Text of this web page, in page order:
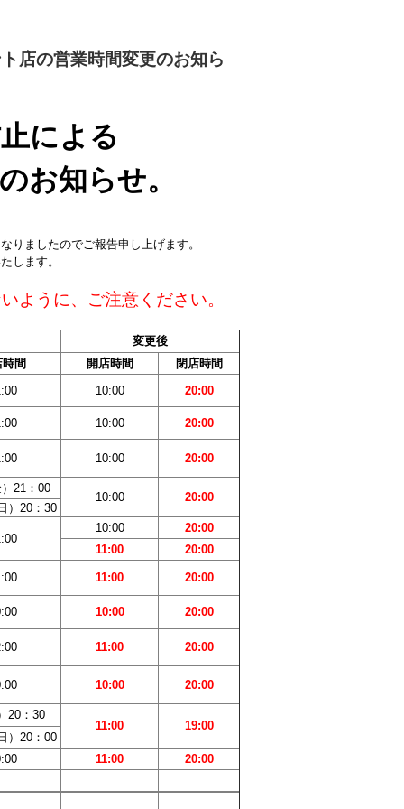
店の営業時間変更のお知ら
による
お知らせ。
りましたのでご報告申し上げます。
します。
ように、ご注意ください。
変更後
時間 開店時間
閉店時間
10:00 20:00
10:00 20:00
10:00 20:00
）21：00
10:00
20:00
）20：30
10:00
20:00
11:00 20:00
11:00 20:00
10:00 20:00
11:00 20:00
10:00 20:00
20：30
11:00
19:00
）20：00
11:00 20:00